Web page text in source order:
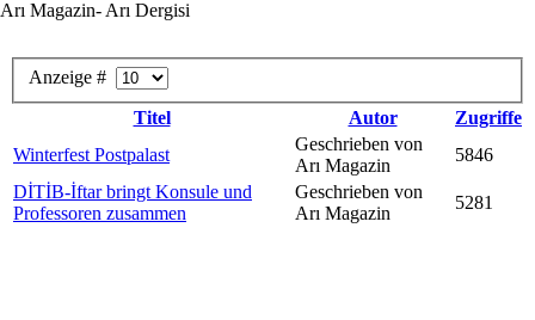
Arı Magazin- Arı Dergisi
Anzeige #
Titel
Autor
Zugriffe
Winterfest Postpalast
Geschrieben von
Arı Magazin
5846
DİTİB-İftar bringt Konsule und
Professoren zusammen
Geschrieben von
Arı Magazin
5281